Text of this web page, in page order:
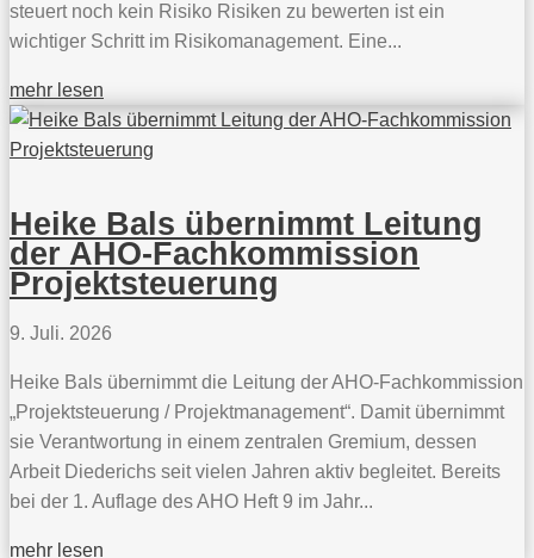
steuert noch kein Risiko Risiken zu bewerten ist ein
wichtiger Schritt im Risikomanagement. Eine...
mehr lesen
Heike Bals übernimmt Leitung
der AHO-Fachkommission
Projektsteuerung
9. Juli. 2026
Heike Bals übernimmt die Leitung der AHO-Fachkommission
„Projektsteuerung / Projektmanagement“. Damit übernimmt
sie Verantwortung in einem zentralen Gremium, dessen
Arbeit Diederichs seit vielen Jahren aktiv begleitet. Bereits
bei der 1. Auflage des AHO Heft 9 im Jahr...
mehr lesen